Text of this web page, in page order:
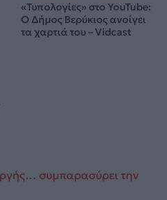
«Τυπολογίες» στο YouTube:
Ο Δήμος Βερύκιος ανοίγει
τα χαρτιά του – Vidcast